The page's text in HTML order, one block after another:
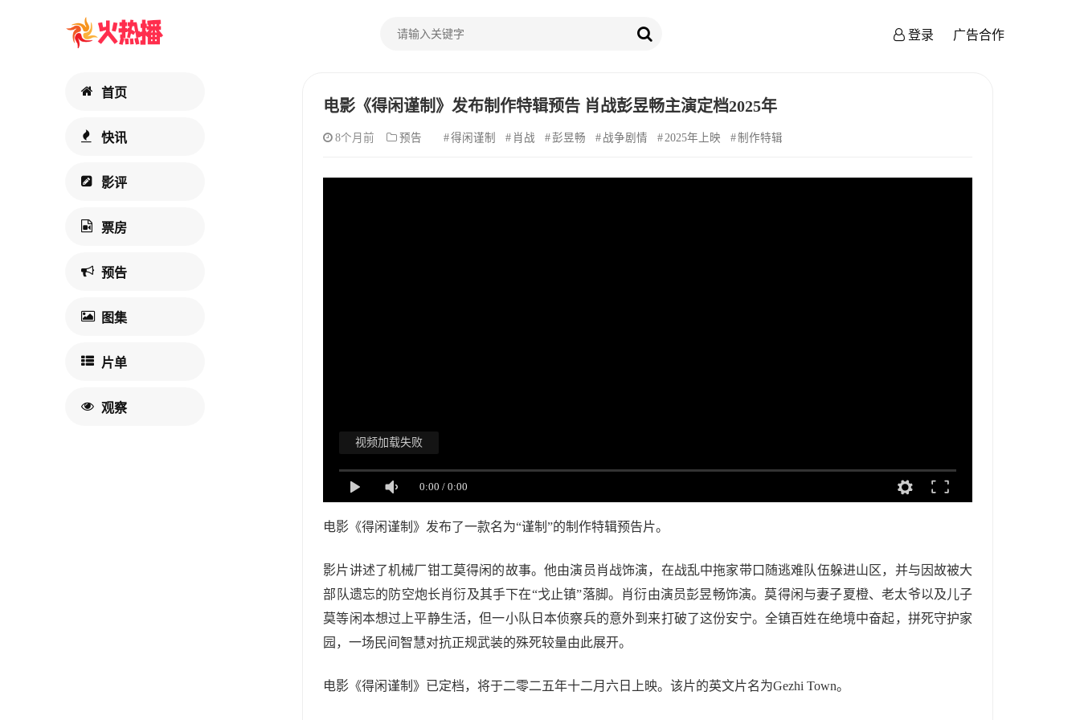
登录 广告合作
首页
快讯
影评
票房
预告
图集
片单
观察
电影《得闲谨制》发布制作特辑预告 肖战彭昱畅主演定档2025年
8个月前 预告 得闲谨制 肖战 彭昱畅 战争剧情 2025年上映 制作特辑
0:00 /0:00
视频加载失败
电影《得闲谨制》发布了一款名为“谨制”的制作特辑预告片。
影片讲述了机械厂钳工莫得闲的故事。他由演员肖战饰演，在战乱中拖家带口随逃难队伍躲进山区，并与因故被大
部队遗忘的防空炮长肖衍及其手下在“戈止镇”落脚。肖衍由演员彭昱畅饰演。莫得闲与妻子夏橙、老太爷以及儿子
莫等闲本想过上平静生活，但一小队日本侦察兵的意外到来打破了这份安宁。全镇百姓在绝境中奋起，拼死守护家
园，一场民间智慧对抗正规武装的殊死较量由此展开。
电影《得闲谨制》已定档，将于二零二五年十二月六日上映。该片的英文片名为Gezhi Town。